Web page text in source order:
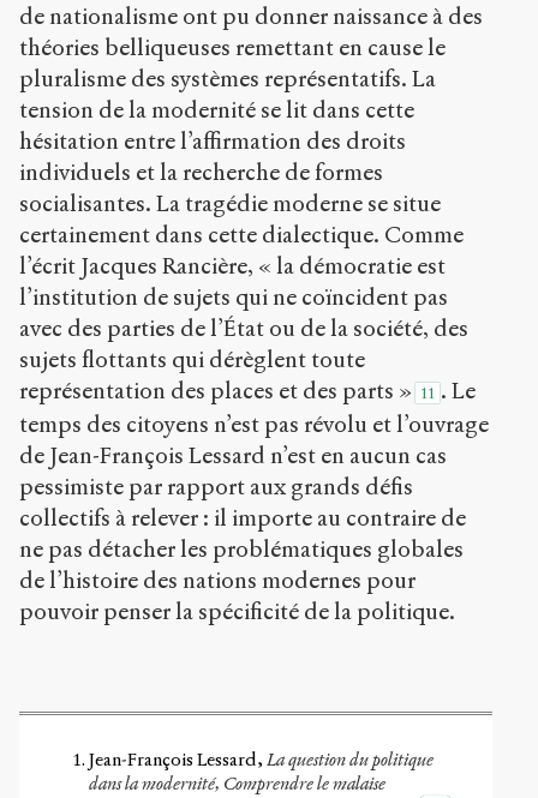
de nationalisme ont pu donner naissance à des
théories belliqueuses remettant en cause le
pluralisme des systèmes représentatifs. La
tension de la modernité se lit dans cette
hésitation entre l’affirmation des droits
individuels et la recherche de formes
socialisantes. La tragédie moderne se situe
certainement dans cette dialectique. Comme
l’écrit Jacques Rancière, « la démocratie est
l’institution de sujets qui ne coïncident pas
avec des parties de l’État ou de la société, des
sujets flottants qui dérèglent toute
représentation des places et des parts » 11 . Le
temps des citoyens n’est pas révolu et l’ouvrage
de Jean-François Lessard n’est en aucun cas
pessimiste par rapport aux grands défis
collectifs à relever : il importe au contraire de
ne pas détacher les problématiques globales
de l’histoire des nations modernes pour
pouvoir penser la spécificité de la politique.
Jean-François Lessard,La question du politique
dans la modernité, Comprendre le malaise